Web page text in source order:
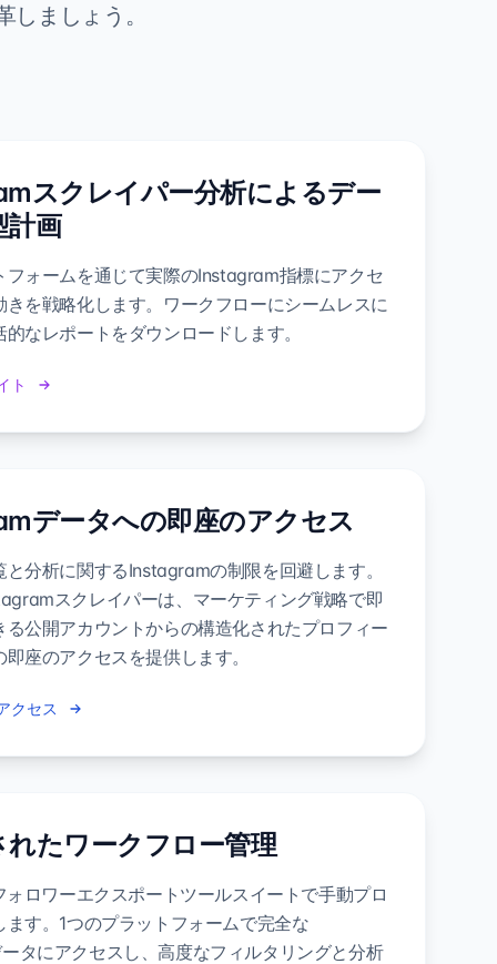
ましょう。
スクレイパー分析によるデー
計画
フォームを通じて実際のInstagram指標にアクセ
きを戦略化します。ワークフローにシームレスに
なレポートをダウンロードします。
ト
データへの即座のアクセス
分析に関するInstagramの制限を回避します。
スクレイパーは、マーケティング戦略で即
る公開アカウントからの構造化されたプロフィー
座のアクセスを提供します。
クセス
れたワークフロー管理
ォロワーエクスポートツールスイートで手動プロ
ます。1つのプラットフォームで完全な
タにアクセスし、高度なフィルタリングと分析